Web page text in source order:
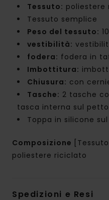
Tessuto: poliestere
Tessuto semplice
Peso del tessuto:
vestibilità:
fodera: fodera in
Imbottitura:
Chiusura: con
Tasche: 2 tasche
tasca interna sul petto
Toppa in silicone
Composizione
poliestere riciclato
Spedizioni e Resi